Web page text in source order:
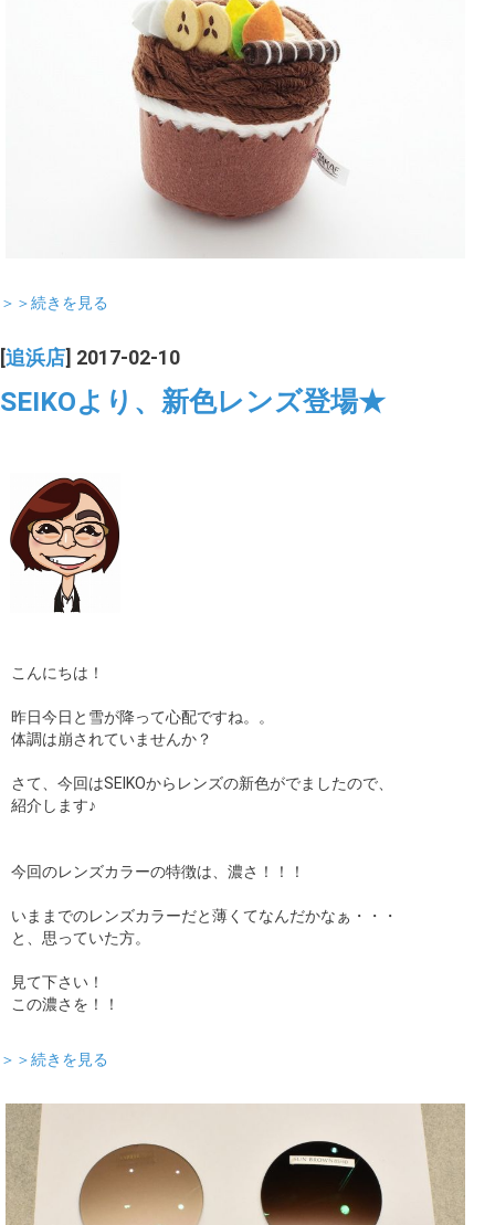
＞＞続きを見る
追浜店 ] 2017-02-10
SEIKOより、新色レンズ登場★
こんにちは！
昨日今日と雪が降って心配ですね。。
体調は崩されていませんか？
さて、今回はSEIKOからレンズの新色がでましたので、
紹介します♪
今回のレンズカラーの特徴は、濃さ！！！
いままでのレンズカラーだと薄くてなんだかなぁ・・・
と、思っていた方。
見て下さい！
この濃さを！！
＞＞続きを見る